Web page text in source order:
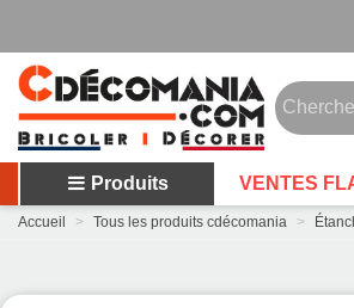
Produits VENTES
Accueil > Tous les produits cdécomania >